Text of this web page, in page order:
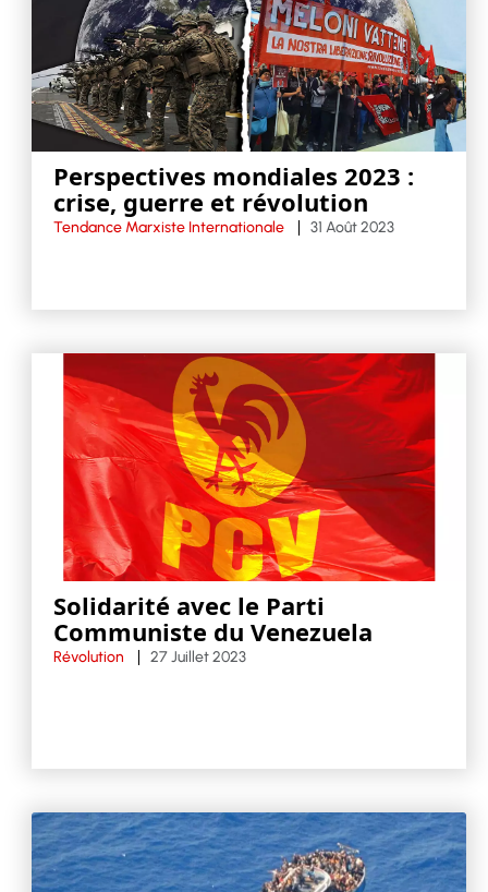
Perspectives mondiales 2023 :
crise, guerre et révolution
Tendance Marxiste Internationale 31 Août 2023
Solidarité avec le Parti
Communiste du Venezuela
Révolution 27 Juillet 2023